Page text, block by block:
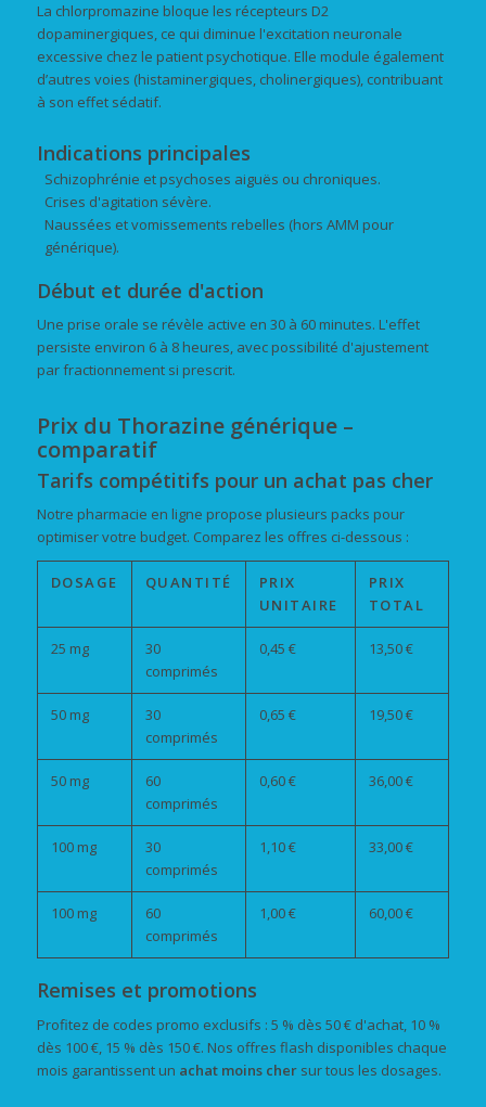
La chlorpromazine bloque les récepteurs D2
dopaminergiques, ce qui diminue l'excitation neuronale
excessive chez le patient psychotique. Elle module également
d’autres voies (histaminergiques, cholinergiques), contribuant
à son effet sédatif.
Indications principales
Schizophrénie et psychoses aiguës ou chroniques.
Crises d'agitation sévère.
Naussées et vomissements rebelles (hors AMM pour
générique).
Début et durée d'action
Une prise orale se révèle active en 30 à 60 minutes. L'effet
persiste environ 6 à 8 heures, avec possibilité d'ajustement
par fractionnement si prescrit.
Prix du Thorazine générique –
comparatif
Tarifs compétitifs pour un achat pas cher
Notre pharmacie en ligne propose plusieurs packs pour
optimiser votre budget. Comparez les offres ci-dessous :
DOSAGE QUANTITÉ
PRIX
UNITAIRE
PRIX
TOTAL
25 mg
30
comprimés
0,45 € 13,50 €
50 mg
30
comprimés
0,65 € 19,50 €
50 mg
60
comprimés
0,60 € 36,00 €
100 mg
30
comprimés
1,10 € 33,00 €
100 mg
60
comprimés
1,00 € 60,00 €
Remises et promotions
Profitez de codes promo exclusifs : 5 % dès 50 € d'achat, 10 %
dès 100 €, 15 % dès 150 €. Nos offres flash disponibles chaque
mois garantissent un achat moins chersur tous les dosages.